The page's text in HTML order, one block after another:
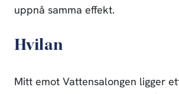
uppnå samma effekt.
Hvilan
Mitt emot Vattensalongen ligger